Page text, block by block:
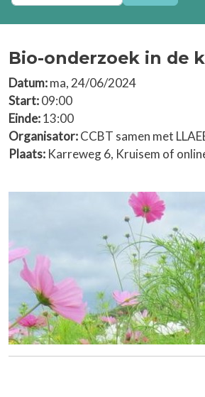
Bio-onderzoek in de
Datum:ma, 24/06/2024
Start:09:00
Einde:13:00
Organisator:CCBT samen met
Plaats: Karreweg 6, Kruisem of